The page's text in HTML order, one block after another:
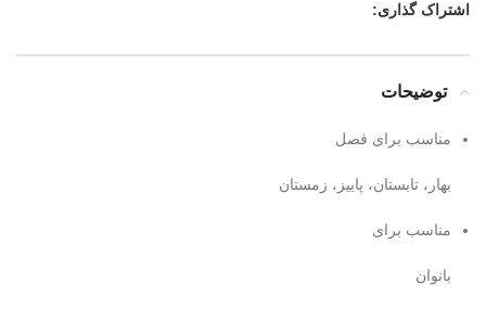
اشتراک گذاری:
توضیحات
مناسب برای فصل
بهار، تابستان، پاییز، زمستان
مناسب برای
بانوان